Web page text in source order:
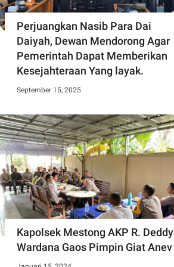
Perjuangkan Nasib Para Dai
Daiyah, Dewan Mendorong Agar
Pemerintah Dapat Memberikan
Kesejahteraan Yang layak.
September 15, 2025
Kapolsek Mestong AKP R. Deddy
Wardana Gaos Pimpin Giat Anev